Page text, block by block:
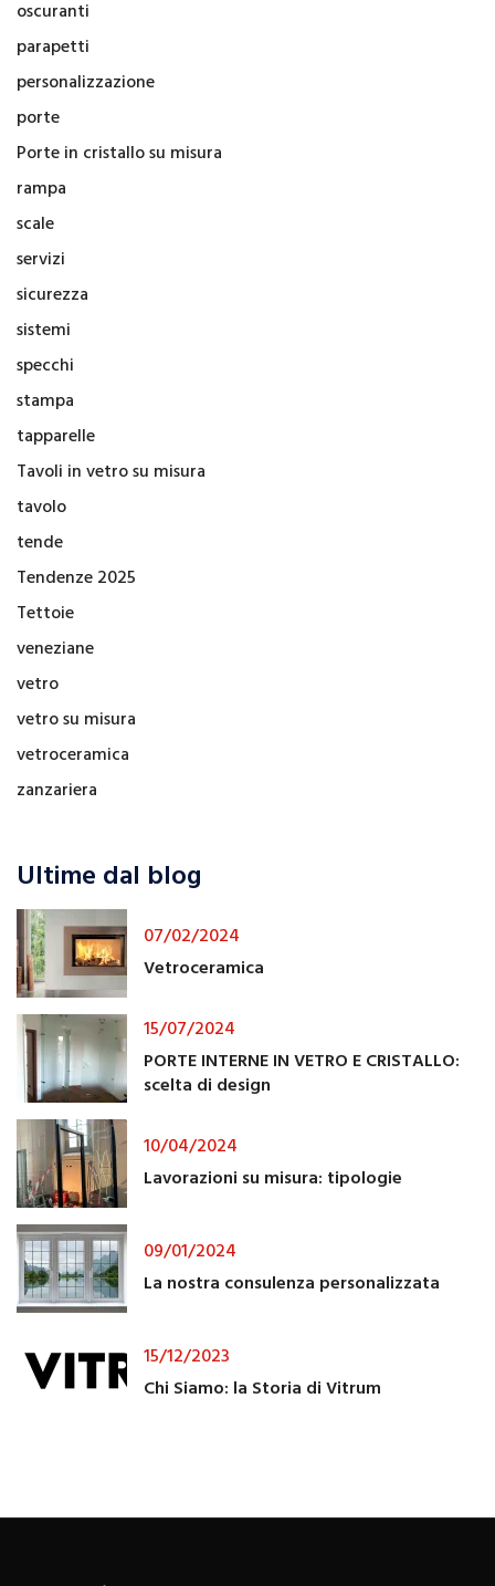
oscuranti
parapetti
personalizzazione
porte
Porte in cristallo su misura
rampa
scale
servizi
sicurezza
sistemi
specchi
stampa
tapparelle
Tavoli in vetro su misura
tavolo
tende
Tendenze 2025
Tettoie
veneziane
vetro
vetro su misura
vetroceramica
zanzariera
Ultime dal blog
07/02/2024
Vetroceramica
15/07/2024
PORTE INTERNE IN VETRO E CRISTALLO:
scelta di design
10/04/2024
Lavorazioni su misura: tipologie
09/01/2024
La nostra consulenza personalizzata
15/12/2023
Chi Siamo: la Storia di Vitrum